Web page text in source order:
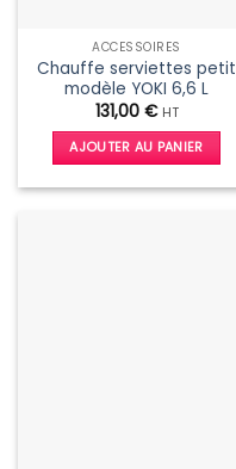
ACCESSOIRES
Chauffe serviettes petit
modèle YOKI 6,6 L
131,00 € HT
AJOUTER AU PANIER